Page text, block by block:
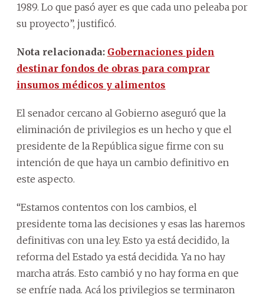
1989. Lo que pasó ayer es que cada uno peleaba por
su proyecto”, justificó.
Nota relacionada: Gobernaciones piden
destinar fondos de obras para comprar
insumos médicos y alimentos
El senador cercano al Gobierno aseguró que la
eliminación de privilegios es un hecho y que el
presidente de la República sigue firme con su
intención de que haya un cambio definitivo en
este aspecto.
“Estamos contentos con los cambios, el
presidente toma las decisiones y esas las haremos
definitivas con una ley. Esto ya está decidido, la
reforma del Estado ya está decidida. Ya no hay
marcha atrás. Esto cambió y no hay forma en que
se enfríe nada. Acá los privilegios se terminaron